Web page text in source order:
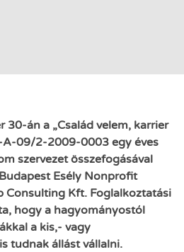
30-án a „Család velem, karrier
A-09/2-2009-0003 egy éves
szervezet összefogásával
Esély Nonprofit
Consulting Kft. Foglalkoztatási
hogy a hagyományostól
a kis,- vagy
tudnak állást vállalni.